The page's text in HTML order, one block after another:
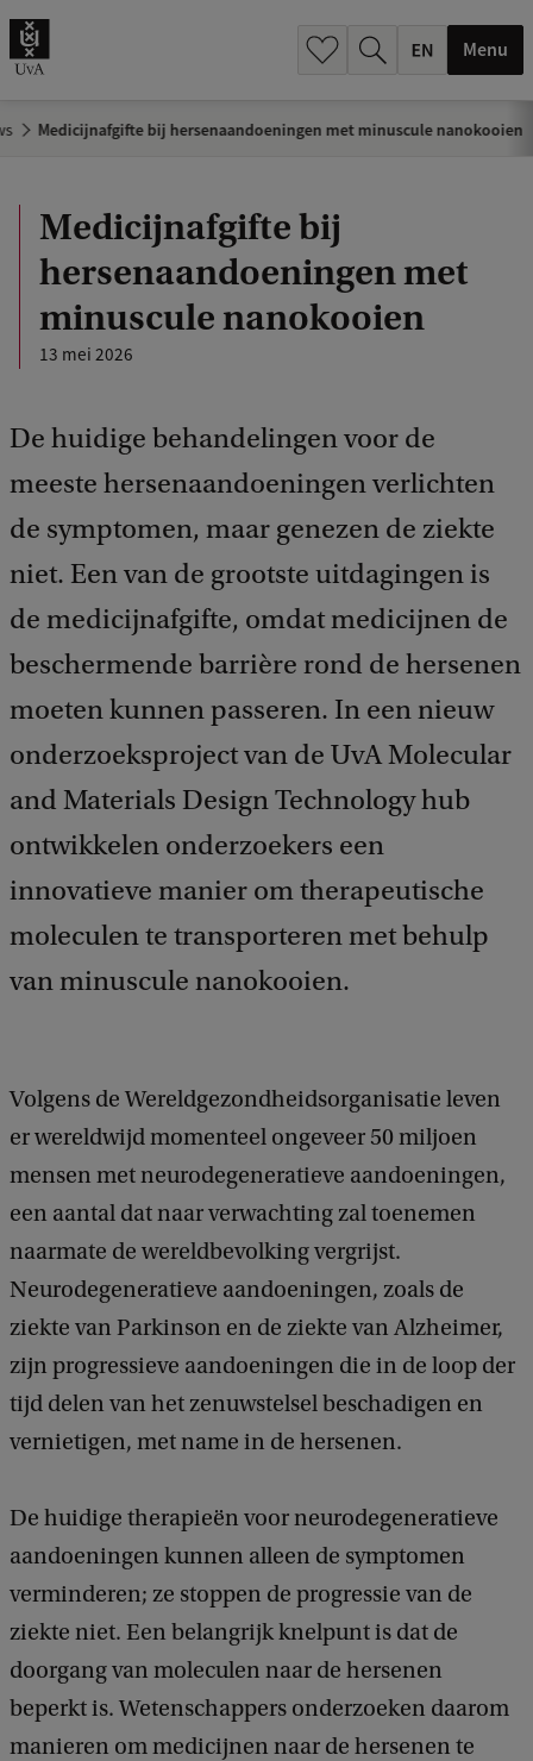
Menu
Medicijnafgifte bij hersenaandoeningen met minuscule nanokooien
Medicijnafgifte bij
hersenaandoeningen met
minuscule nanokooien
13 mei 2026
De huidige behandelingen voor de
meeste hersenaandoeningen verlichten
de symptomen, maar genezen de ziekte
niet. Een van de grootste uitdagingen is
de medicijnafgifte, omdat medicijnen de
beschermende barrière rond de hersenen
moeten kunnen passeren. In een nieuw
onderzoeksproject van de UvA Molecular
and Materials Design Technology hub
ontwikkelen onderzoekers een
innovatieve manier om therapeutische
moleculen te transporteren met behulp
van minuscule nanokooien.
Volgens de Wereldgezondheidsorganisatie leven
er wereldwijd momenteel ongeveer 50 miljoen
mensen met neurodegeneratieve aandoeningen,
een aantal dat naar verwachting zal toenemen
naarmate de wereldbevolking vergrijst.
Neurodegeneratieve aandoeningen, zoals de
ziekte van Parkinson en de ziekte van Alzheimer,
zijn progressieve aandoeningen die in de loop der
tijd delen van het zenuwstelsel beschadigen en
vernietigen, met name in de hersenen.
De huidige therapieën voor neurodegeneratieve
aandoeningen kunnen alleen de symptomen
verminderen; ze stoppen de progressie van de
ziekte niet. Een belangrijk knelpunt is dat de
doorgang van moleculen naar de hersenen
beperkt is. Wetenschappers onderzoeken daarom
manieren om medicijnen naar de hersenen te